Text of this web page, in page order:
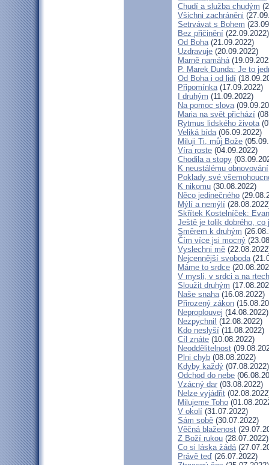
Chudí a služba chudým
Všichni zachráněni
Setrvávat s Bohem
Bez přičinění (22.09.2022)
Od Boha(21.09.2022)
Uzdravuje (20.09.2022)
Marně namáhá
P. Marek Dunda: Je to
Od Boha i od lidí
Připomínka(17.09.2022)
I druhým (11.09.2022)
Na pomoc slova
Maria na svět přichází
Rytmus lidského života
Veliká bída(06.09.2022)
Miluji Ti, můj Bože
Víra roste (04.09.2022)
Chodila a stopy
K neustálému obnovování
Poklady své
K nikomu (30.08.2022)
Něco jedinečného
Mýlí a nemýlí
Skřítek Kostelníček:
Ještě je tolik dobrého, co
Směrem k druhým
Čím více jsi mocný
Vyslechni mě
Nejcennější svoboda
Máme to srdce
V mysli, v srdci a na rtech
Sloužit druhým
Naše snaha(16.08.2022)
Přirozený zákon
Neproplouvej (14.08.2022)
Nezpychni! (12.08.2022)
Kdo neslyší (11.08.2022)
Cíl znáte (10.08.2022)
Neoddělitelnost
Plni chyb (08.08.2022)
Kdyby každý (07.08.2022)
Odchod do nebe
Vzácný dar (03.08.2022)
Nelze vyjádřit
Milujeme Toho
V okolí (31.07.2022)
Sám sobě (30.07.2022)
Věčná blaženost
Z Boží rukou (28.07.2022)
Co si láska žádá
Právě teď (26.07.2022)